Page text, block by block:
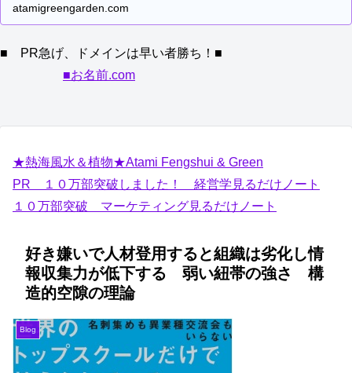
atamigreengarden.com
■ PR急げ、ドメインは早い者勝ち！■
■お名前.com
★熱海風水＆植物★Atami Fengshui & Green
PR １０万部突破しました！ 経営学見るだけノート
１０万部突破 マーケティング見るだけノート
好き嫌いで人材登用すると組織は劣化し情
報収集力が低下する 弱い紐帯の強さ 構
造的空隙の理論
Blog